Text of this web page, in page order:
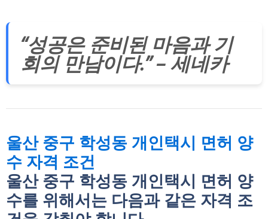
“성공은 준비된 마음과 기
회의 만남이다.” – 세네카
울산 중구 학성동 개인택시 면허 양
수 자격 조건
울산 중구 학성동 개인택시 면허 양
수를 위해서는 다음과 같은 자격 조